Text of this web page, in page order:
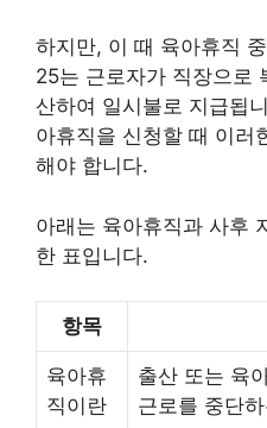
하지만, 이 때 육아휴직
25는 근로자가 직장으로
산하여 일시불로 지급됩
아휴직을 신청할 때 이러
해야 합니다.
아래는 육아휴직과 사후
한 표입니다.
항목
육아휴
직이란
출산 또는 육
근로를 중단